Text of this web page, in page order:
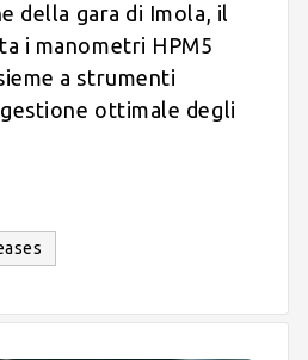
della gara di Imola, il
i manometri HPM5
a strumenti
ottimale degli